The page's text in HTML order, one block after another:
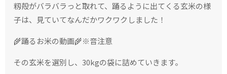
籾殻がバラバラっと取れて、踊るように出てくる玄米の様
子は、見ていてなんだかワクワクしました！
🌾踊るお米の動画🌾※音注意
その玄米を選別し、30kgの袋に詰めていきます。